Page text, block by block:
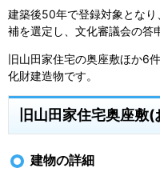
建築後50年で登録対象とな
補を選定し、文化審議会の答
旧山田家住宅の奥座敷ほか6
化財建造物です。
旧山田家住宅奥座敷
建物の詳細